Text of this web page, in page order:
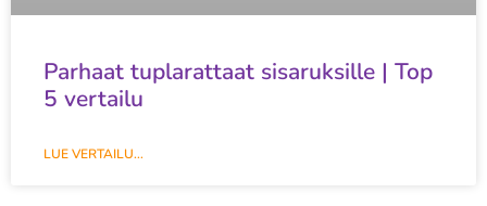
Parhaat tuplarattaat sisaruksille | Top
5 vertailu
LUE VERTAILU...